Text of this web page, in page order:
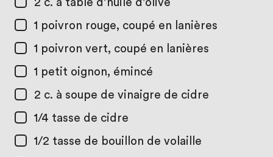
2 c. à table d’huile d'olive
1 poivron rouge, coupé en lanières
1 poivron vert, coupé en lanières
1 petit oignon, émincé
2 c. à soupe de vinaigre de cidre
1/4 tasse de cidre
1/2 tasse de bouillon de volaille